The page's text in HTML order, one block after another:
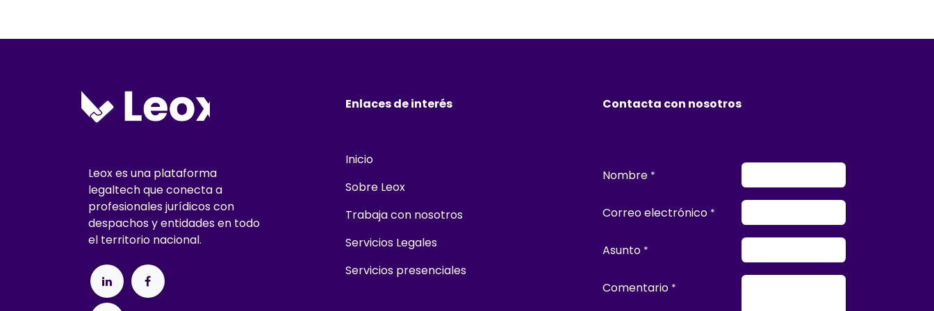
Contacta con nosotros
Nombre *
Correo electrónico *
Asunto *
Comentario *
Leox es una plataforma
legaltech que conecta a
profesionales jurídicos con
despachos y entidades en todo
el territorio nacional.
Enlaces de interés
Inicio
Sobre Leox
Trabaja con nosotros
Servicios Legales
Servicios presenciales